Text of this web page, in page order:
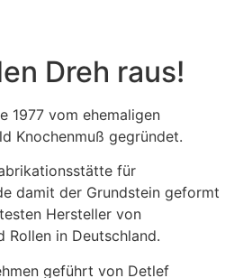
Dreh raus!
1977 vom ehemaligen
Knochenmuß gegründet.
für
damit der Grundstein geformt
Hersteller von
Rollen in Deutschland.
geführt von Detlef